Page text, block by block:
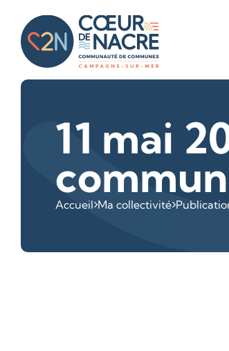
11 mai
Accueil Ma collectivité